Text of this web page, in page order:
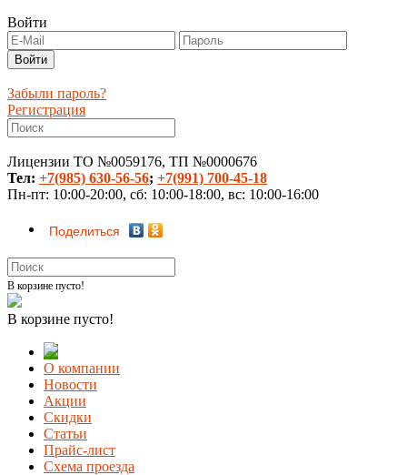
Войти
Забыли пароль?
Регистрация
Лицензии ТО №0059176, ТП №0000676
Тел: +7(985) 630-56-56; +7(991) 700-45-18
Пн-пт: 10:00-20:00, сб: 10:00-18:00, вс: 10:00-16:00
Поделиться
В корзине пусто!
В корзине пусто!
О компании
Новости
Акции
Скидки
Статьи
Прайс-лист
Схема проезда